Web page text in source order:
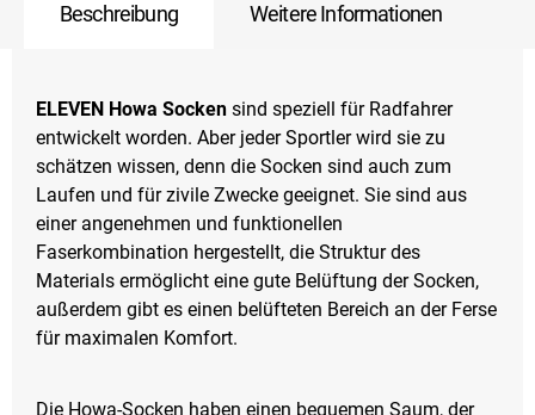
Beschreibung Weitere Informationen
ELEVEN Howa Socken sind speziell für Radfahrer
entwickelt worden. Aber jeder Sportler wird sie zu
schätzen wissen, denn die Socken sind auch zum
Laufen und für zivile Zwecke geeignet. Sie sind aus
einer angenehmen und funktionellen
Faserkombination hergestellt, die Struktur des
Materials ermöglicht eine gute Belüftung der Socken,
außerdem gibt es einen belüfteten Bereich an der Ferse
für maximalen Komfort.
Die Howa-Socken haben einen bequemen Saum, der